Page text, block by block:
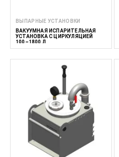
ВЫПАРНЫЕ УСТАНОВКИ
ВАКУУМНАЯ ИСПАРИТЕЛЬНАЯ
УСТАНОВКА С ЦИРКУЛЯЦИЕЙ
100–1800 Л